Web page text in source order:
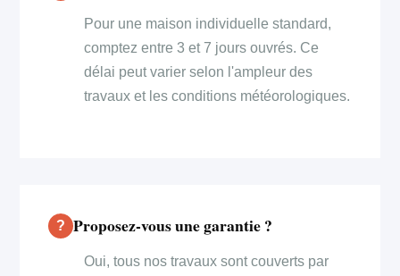
Pour une maison individuelle standard,
comptez entre 3 et 7 jours ouvrés. Ce
délai peut varier selon l'ampleur des
travaux et les conditions météorologiques.
Proposez-vous une garantie ?
Oui, tous nos travaux sont couverts par